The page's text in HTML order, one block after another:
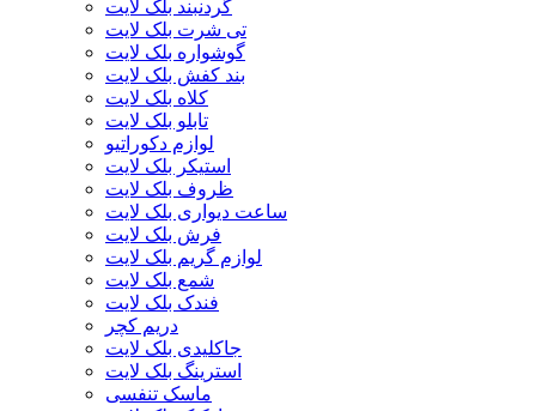
گردنبند بلک لایت
تی شرت بلک لایت
گوشواره بلک لایت
بند کفش بلک لایت
کلاه بلک لایت
تابلو بلک لایت
لوازم دکوراتیو
استیکر بلک لایت
ظروف بلک لایت
ساعت دیواری بلک لایت
فرش بلک لایت
لوازم گریم بلک لایت
شمع بلک لایت
فندک بلک لایت
دریم کچر
جاکلیدی بلک لایت
استرینگ بلک لایت
ماسک تنفسی